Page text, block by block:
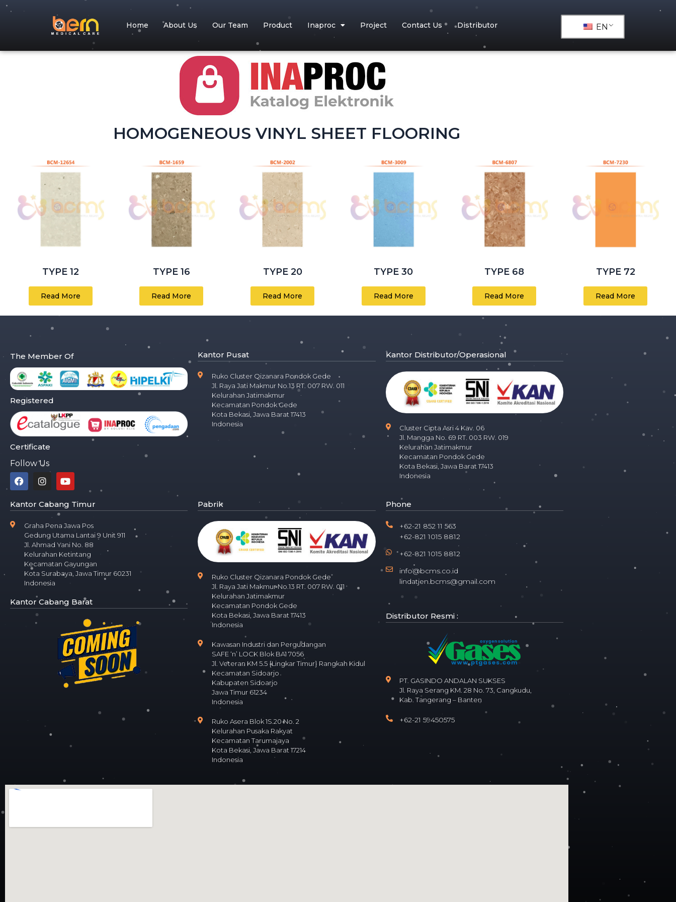
Home About Us Our Team Product Inaproc Project Contact Us Distributor EN
HOMOGENEOUS VINYL SHEET FLOORING
TYPE 12
Read More
TYPE 16
Read More
TYPE 20
Read More
TYPE 30
Read More
TYPE 68
Read More
TYPE 72
Read More
The Member Of
Registered
Certificate
Follow Us
Kantor Pusat
Ruko Cluster Qizanara Pondok Gede
Jl. Raya Jati Makmur No.13 RT. 007 RW. 011
Kelurahan Jatimakmur
Kecamatan Pondok Gede
Kota Bekasi, Jawa Barat 17413
Indonesia
Kantor Distributor/Operasional
Cluster Cipta Asri 4 Kav. 06
Jl. Mangga No. 69 RT. 003 RW. 019
Kelurahan Jatimakmur
Kecamatan Pondok Gede
Kota Bekasi, Jawa Barat 17413
Indonesia
Kantor Cabang Timur
Graha Pena Jawa Pos
Gedung Utama Lantai 9 Unit 911
Jl. Ahmad Yani No. 88
Kelurahan Ketintang
Kecamatan Gayungan
Kota Surabaya, Jawa Timur 60231
Indonesia
Kantor Cabang Barat
Pabrik
Ruko Cluster Qizanara Pondok Gede
Jl. Raya Jati Makmur No.13 RT. 007 RW. 011
Kelurahan Jatimakmur
Kecamatan Pondok Gede
Kota Bekasi, Jawa Barat 17413
Indonesia
Kawasan Industri dan Pergudangan
SAFE ‘n’ LOCK Blok BA1 7056
Jl. Veteran KM 5.5 {Lingkar Timur} Rangkah Kidul
Kecamatan Sidoarjo
Kabupaten Sidoarjo
Jawa Timur 61234
Indonesia
Ruko Asera Blok 1S.20 No. 2
Kelurahan Pusaka Rakyat
Kecamatan Tarumajaya
Kota Bekasi, Jawa Barat 17214
Indonesia
Phone
+62-21 852 11 563
+62-821 1015 8812
+62-821 1015 8812
info@bcms.co.id
lindatjen.bcms@gmail.com
Distributor Resmi :
PT. GASINDO ANDALAN SUKSES
Jl. Raya Serang KM. 28 No. 73, Cangkudu,
Kab. Tangerang – Banten
+62-21 59450575